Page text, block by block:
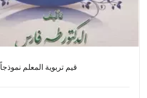
قيم تربوية المعلم نموذجاً